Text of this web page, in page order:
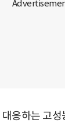
응하는 고